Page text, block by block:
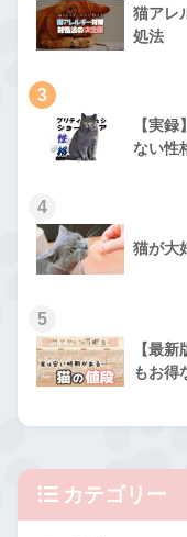
猫アレ
処法
3
【実
ない性
4
猫が大
5
【最
もお得
カテゴリー